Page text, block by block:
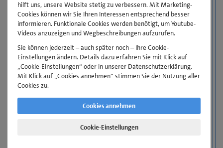
Ihr Vorteil
Bestimmte Termine dieses Lehrgangs werden im
Blended Learning-Format durchgeführt. Diese sind
durch ein Symbol gekennzeichnet. Gewinnen Sie dabei
mehr Freiheit beim Lernen: Flexibel, eigenmotiviert,
interaktiv, praxisnah, gemeinsam.
Sofern also Präsenz-Weiterbildungen mit starren
Zeitplänen und weiten Anfahrtsstrecken nicht so gut
zu Ihrem beruflichen und privaten Rhythmus passen,
buchen Sie einfach einen Blended Learning-Termin.
Profitieren Sie damit vom neuen Lernkonzept der
hilft uns, unsere Website stetig zu verbessern. Mit Marketing-
Cookies können wir Sie Ihren Interessen entsprechend besser
informieren. Funktionale Cookies werden benötigt, um Youtube-
Videos anzuzeigen und Wegbeschreibungen aufzurufen.
Sie können jederzeit – auch später noch – Ihre Cookie-
Einstellungen ändern. Details dazu erfahren Sie mit Klick auf
„Cookie-Einstellungen“ oder in unserer Datenschutzerklärung.
Mit Klick auf „Cookies annehmen“ stimmen Sie der Nutzung aller
Cookies zu.
Cookies annehmen
Cookie-Einstellungen